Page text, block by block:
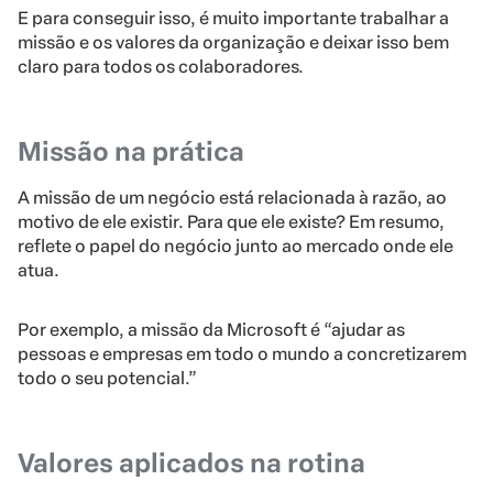
E para conseguir isso, é muito importante trabalhar a
missão e os valores da organização e deixar isso bem
claro para todos os colaboradores.
Missão na prática
A missão de um negócio está relacionada à razão, ao
motivo de ele existir. Para que ele existe? Em resumo,
reflete o papel do negócio junto ao mercado onde ele
atua.
Por exemplo, a missão da Microsoft é “ajudar as
pessoas e empresas em todo o mundo a concretizarem
todo o seu potencial.”
Valores aplicados na rotina